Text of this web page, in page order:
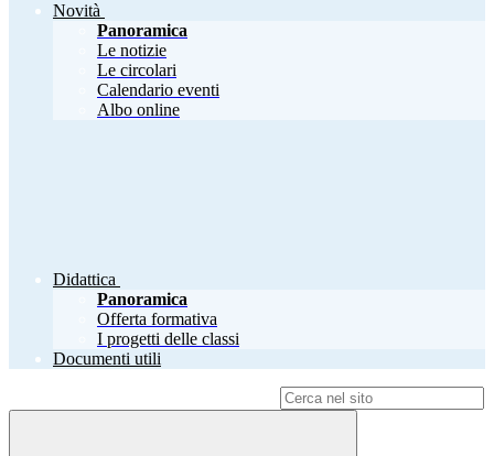
Novità
Panoramica
Le notizie
Le circolari
Calendario eventi
Albo online
Didattica
Panoramica
Offerta formativa
I progetti delle classi
Documenti utili